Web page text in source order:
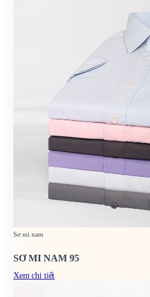
Sơ mi nam
SƠ MI NAM 95
Xem chi tiết